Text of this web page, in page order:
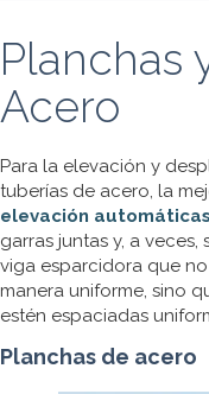
Planchas
Acero
Para la elevación y
tuberías de acero, la
elevación automáticas
garras juntas y, a
viga esparcidora que
manera uniforme, sino
estén espaciadas
Planchas de acero